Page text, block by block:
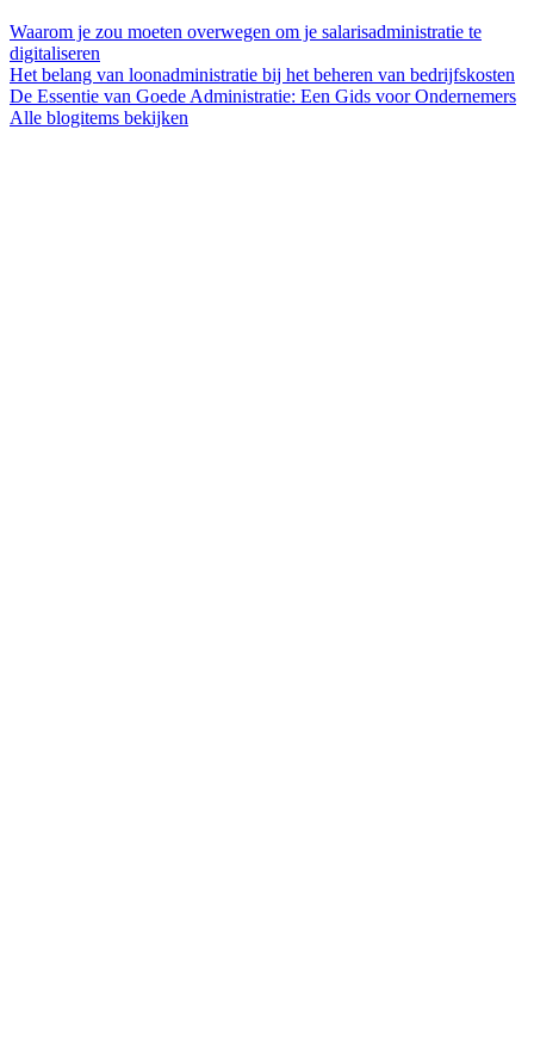
Waarom je zou moeten overwegen om je salarisadministratie te
digitaliseren
Het belang van loonadministratie bij het beheren van bedrijfskosten
De Essentie van Goede Administratie: Een Gids voor Ondernemers
Alle blogitems bekijken